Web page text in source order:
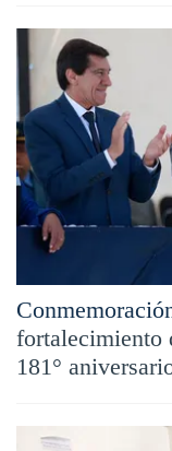
fortalecimiento
181°